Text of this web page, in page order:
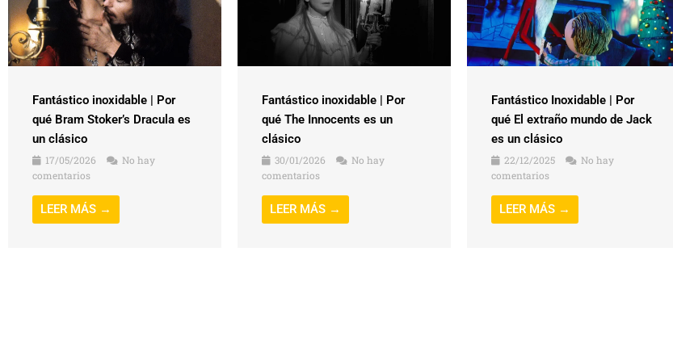
Fantástico inoxidable | Por
qué Bram Stoker’s Dracula es
un clásico
17/05/2026
No hay
comentarios
LEER MÁS →
Fantástico inoxidable | Por
qué The Innocents es un
clásico
30/01/2026
No hay
comentarios
LEER MÁS →
Fantástico Inoxidable | Por
qué El extraño mundo de Jack
es un clásico
22/12/2025
No hay
comentarios
LEER MÁS →